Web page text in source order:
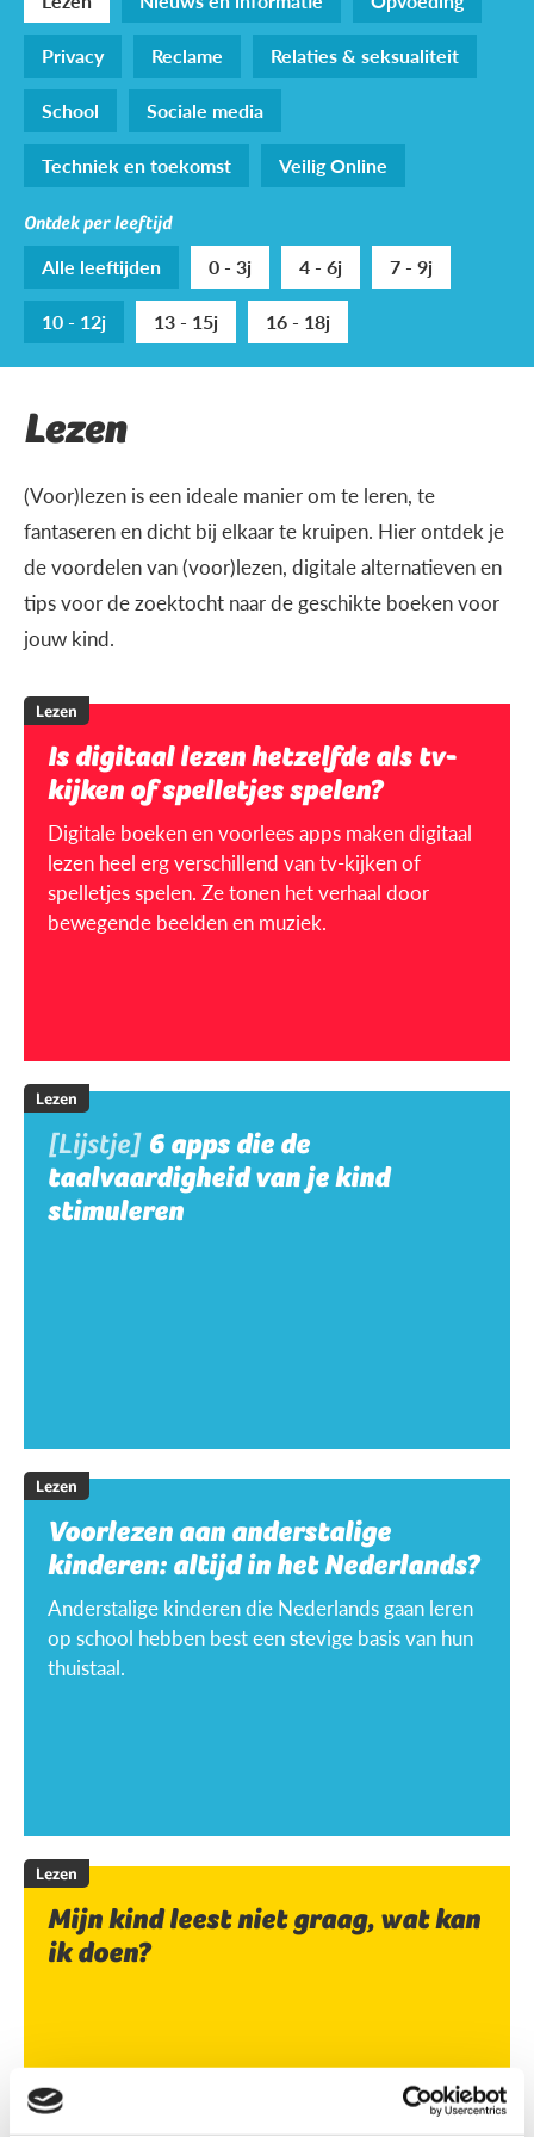
Privacy
Reclame
Relaties & seksualiteit
School
Sociale media
Techniek en toekomst
Veilig Online
Ontdek per leeftijd
Alle leeftijden 0 - 3j 4 - 6j
7 - 9j
10 - 12j
13 - 15j 16 - 18j
Lezen
(Voor)lezen is een ideale manier om te leren, te
fantaseren en dicht bij elkaar te kruipen. Hier ontdek je
de voordelen van (voor)lezen, digitale alternatieven en
tips voor de zoektocht naar de geschikte boeken voor
jouw kind.
Lezen
Is digitaal lezen hetzelfde als tv-
kijken of spelletjes spelen?
Digitale boeken en voorlees apps maken digitaal
lezen heel erg verschillend van tv-kijken of
spelletjes spelen. Ze tonen het verhaal door
bewegende beelden en muziek.
Lezen
[Lijstje] 6 apps die de
taalvaardigheid van je kind
stimuleren
Lezen
Voorlezen aan anderstalige
kinderen: altijd in het Nederlands?
Anderstalige kinderen die Nederlands gaan leren
op school hebben best een stevige basis van hun
thuistaal.
Lezen
Mijn kind leest niet graag, wat kan
ik doen?